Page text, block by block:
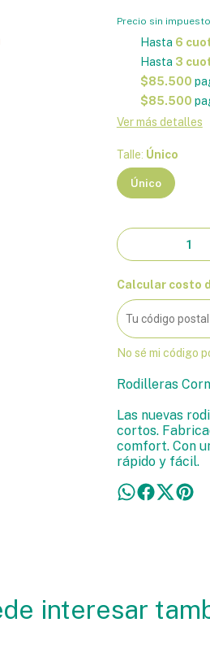
Precio sin
Hasta 6
Hasta 3
$85.500
$85.500
Ver más detalles
Talle: Único
Único
Calcular costo
No sé mi código
Rodilleras
Las nuevas
cortos.
comfort. Con
rápido y fácil.
interesar